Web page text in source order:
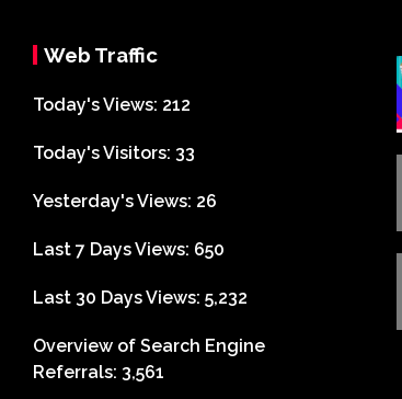
Web Traffic
Today's Views: 212
Today's Visitors: 33
Yesterday's Views: 26
Last 7 Days Views: 650
Last 30 Days Views: 5,232
Overview of Search Engine
Referrals: 3,561